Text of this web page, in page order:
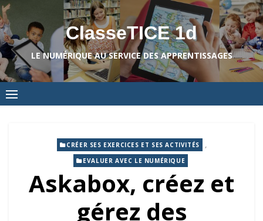
Skip
to
content
ClasseTICE 1d
LE NUMÉRIQUE AU SERVICE DES APPRENTISSAGES
CRÉER SES EXERCICES ET SES ACTIVITÉS ,
EVALUER AVEC LE NUMÉRIQUE
Askabox, créez et
gérez des